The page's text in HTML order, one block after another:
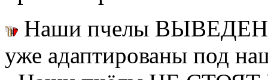
Наши пчелы
уже адаптированы под